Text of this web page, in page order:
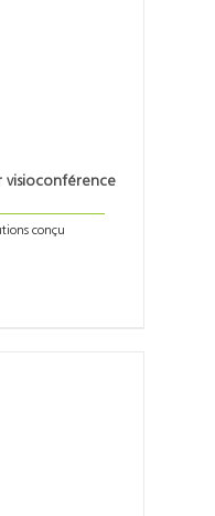
visioconférence
conçu